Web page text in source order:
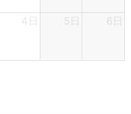
4日 5日 6日